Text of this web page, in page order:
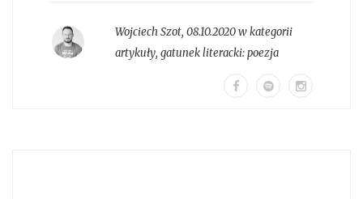
Wojciech Szot, 08.10.2020 w kategorii
artykuły, gatunek literacki:poezja